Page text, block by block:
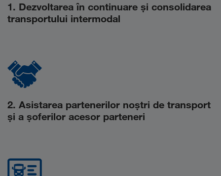
1. Dezvoltarea în continuare și consolidarea
transportului intermodal
2. Asistarea partenerilor noștri de transport
și a șoferilor acesor parteneri